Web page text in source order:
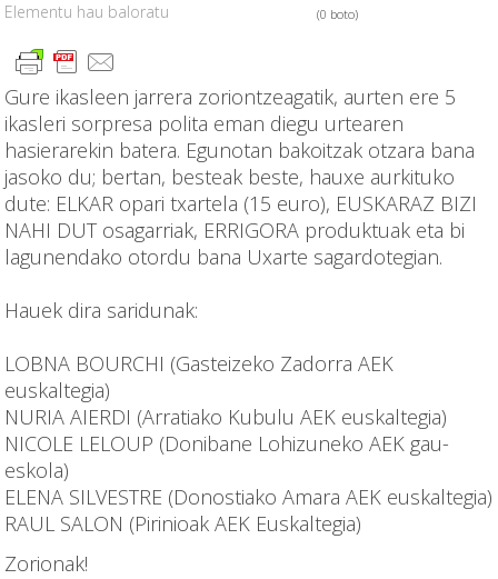
Elementu hau baloratu (0 boto)
Gure ikasleen jarrera zoriontzeagatik, aurten ere 5
ikasleri sorpresa polita eman diegu urtearen
hasierarekin batera. Egunotan bakoitzak otzara bana
jasoko du; bertan, besteak beste, hauxe aurkituko
dute: ELKAR opari txartela (15 euro), EUSKARAZ BIZI
NAHI DUT osagarriak, ERRIGORA produktuak eta bi
lagunendako otordu bana Uxarte sagardotegian.
Hauek dira saridunak:
LOBNA BOURCHI (Gasteizeko Zadorra AEK
euskaltegia)
NURIA AIERDI (Arratiako Kubulu AEK euskaltegia)
NICOLE LELOUP (Donibane Lohizuneko AEK gau-
eskola)
ELENA SILVESTRE (Donostiako Amara AEK euskaltegia)
RAUL SALON (Pirinioak AEK Euskaltegia)
Zorionak!